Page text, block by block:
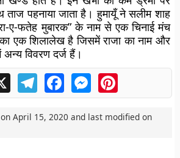
ताज पहनाया जाता है। हुमायूँ ने सलीम शाह
ए-फतेह मुबारक” के नाम से एक चिनाई मंच
एक शिलालेख है जिसमें राजा का नाम और
विवरण दर्ज हैं।
X TelegramFacebookMessengerPinterest
onApril 15, 2020 and last modified on